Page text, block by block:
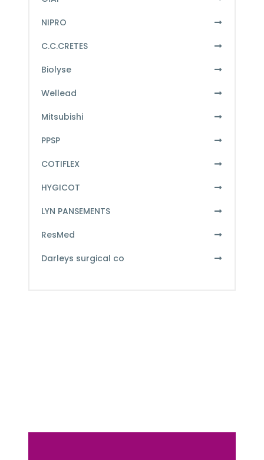
NIPRO
C.C.CRETES
Biolyse
Wellead
Mitsubishi
PPSP
COTIFLEX
HYGICOT
LYN PANSEMENTS
ResMed
Darleys surgical co